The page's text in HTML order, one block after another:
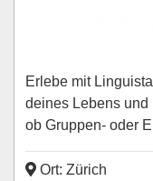
Erlebe mit
deines Lebens und
ob Gruppen- oder
Ort: Zürich